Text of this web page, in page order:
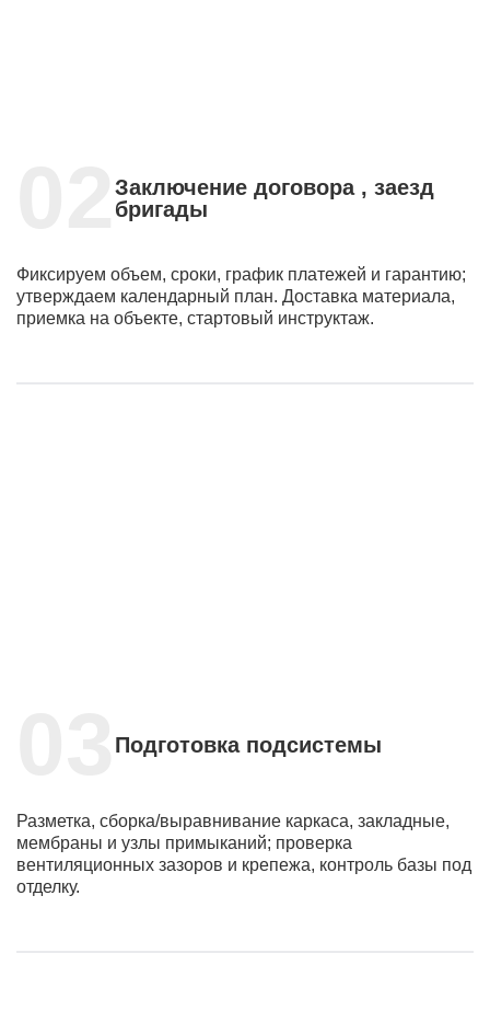
Заключение договора , заезд
бригады
Фиксируем объем, сроки, график платежей и гарантию;
утверждаем календарный план. Доставка материала,
приемка на объекте, стартовый инструктаж.
Подготовка подсистемы
Разметка, сборка/выравнивание каркаса, закладные,
мембраны и узлы примыканий; проверка
вентиляционных зазоров и крепежа, контроль базы под
отделку.